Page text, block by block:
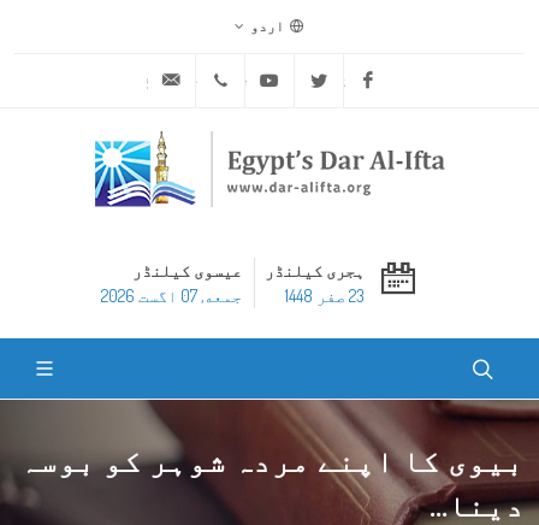
اردو
Facebook
Twitter
Youtube
ہجری کیلنڈر
23 صفر 1448
عیسوی کیلنڈر
جمعه, 07 اگست 2026
بیوی کا اپنے مردہ شوہر کو بوسہ
دینا...